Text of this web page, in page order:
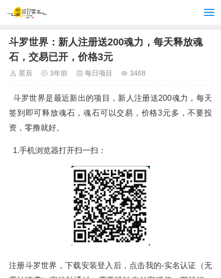
斗罗世界：新人注册送200魂力，每天释放魂
石，交易已开，价格3元
星辰 3年前 每日项目 3468
斗罗世界是最近新出的项目，新人注册送200魂力，每天
签到即可释放魂石，魂石可以交易，价格3元多，不要投
资，零撸就好。
1.手机浏览器打开扫一扫：
注册斗罗世界，下载安装登入后，点击我的-实名认证（无